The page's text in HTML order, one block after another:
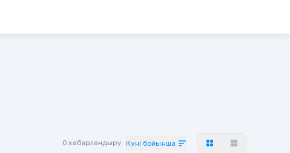
0 хабарландыру Күні бойынша